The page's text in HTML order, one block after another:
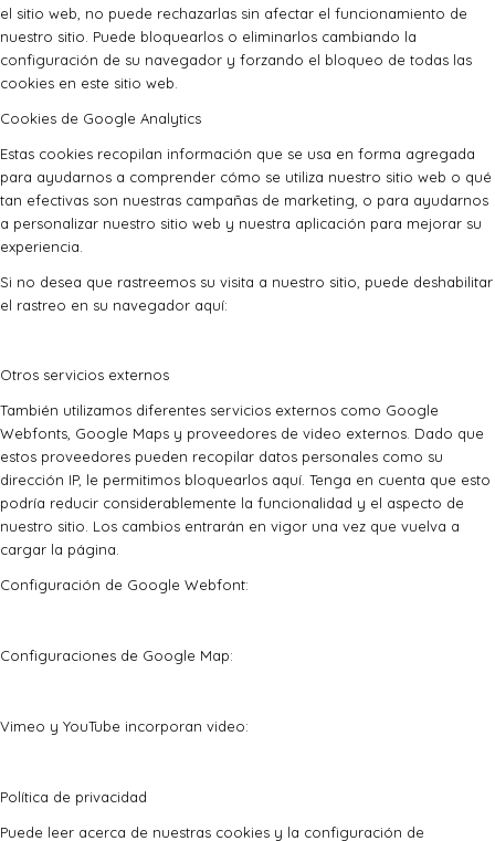
el sitio web, no puede rechazarlas sin afectar el funcionamiento de
nuestro sitio. Puede bloquearlos o eliminarlos cambiando la
configuración de su navegador y forzando el bloqueo de todas las
cookies en este sitio web.
Cookies de Google Analytics
Estas cookies recopilan información que se usa en forma agregada
para ayudarnos a comprender cómo se utiliza nuestro sitio web o qué
tan efectivas son nuestras campañas de marketing, o para ayudarnos
a personalizar nuestro sitio web y nuestra aplicación para mejorar su
experiencia.
Si no desea que rastreemos su visita a nuestro sitio, puede deshabilitar
el rastreo en su navegador aquí:
Otros servicios externos
También utilizamos diferentes servicios externos como Google
Webfonts, Google Maps y proveedores de video externos. Dado que
estos proveedores pueden recopilar datos personales como su
dirección IP, le permitimos bloquearlos aquí. Tenga en cuenta que esto
podría reducir considerablemente la funcionalidad y el aspecto de
nuestro sitio. Los cambios entrarán en vigor una vez que vuelva a
cargar la página.
Configuración de Google Webfont:
Configuraciones de Google Map:
Vimeo y YouTube incorporan video:
Política de privacidad
Puede leer acerca de nuestras cookies y la configuración de